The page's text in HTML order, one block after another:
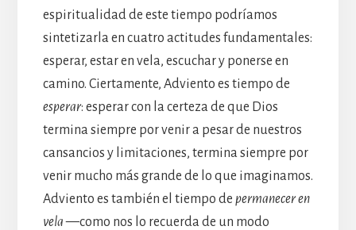
espiritualidad de este tiempo podríamos
sintetizarla en cuatro actitudes fundamentales:
esperar, estar en vela, escuchar y ponerse en
camino. Ciertamente, Adviento es tiempo de
esperar: esperar con la certeza de que Dios
termina siempre por venir a pesar de nuestros
cansancios y limitaciones, termina siempre por
venir mucho más grande de lo que imaginamos.
Adviento es también el tiempo de permanecer en
vela—como nos lo recuerda de un modo